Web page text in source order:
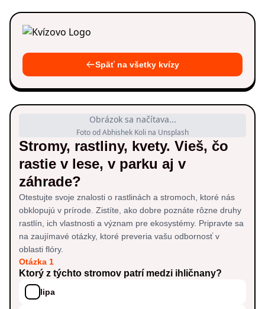
Späť na všetky kvízy
Obrázok sa načítava...
Foto od Abhishek Koli na Unsplash
Stromy, rastliny, kvety. Vieš, čo
rastie v lese, v parku aj v
záhrade?
Otestujte svoje znalosti o rastlinách a stromoch, ktoré nás
obklopujú v prírode. Zistíte, ako dobre poznáte rôzne druhy
rastlín, ich vlastnosti a význam pre ekosystémy. Pripravte sa
na zaujímavé otázky, ktoré preveria vašu odbornosť v
oblasti flóry.
Otázka 1
Ktorý z týchto stromov patrí medzi ihličnany?
lipa